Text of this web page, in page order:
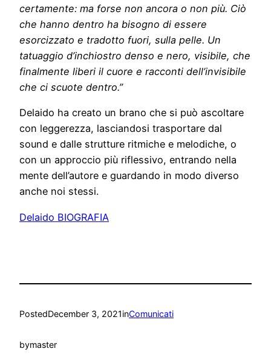
certamente: ma forse non ancora o non più. Ciò
che hanno dentro ha bisogno di essere
esorcizzato e tradotto fuori, sulla pelle. Un
tatuaggio d’inchiostro denso e nero, visibile, che
finalmente liberi il cuore e racconti dell’invisibile
che ci scuote dentro.”
Delaido ha creato un brano che si può ascoltare
con leggerezza, lasciandosi trasportare dal
sound e dalle strutture ritmiche e melodiche, o
con un approccio più riflessivo, entrando nella
mente dell’autore e guardando in modo diverso
anche noi stessi.
Delaido BIOGRAFIA
PostedDecember 3, 2021inComunicati
bymaster